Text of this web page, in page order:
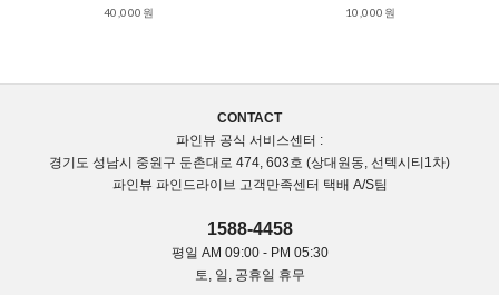
40,000원
10,000원
CONTACT
파인뷰 공식 서비스센터 :
경기도 성남시 중원구 둔촌대로 474, 603호 (상대원동, 선텍시티1차)
파인뷰 파인드라이브 고객만족센터 택배 A/S팀
1588-4458
평일 AM 09:00 - PM 05:30
토, 일, 공휴일 휴무